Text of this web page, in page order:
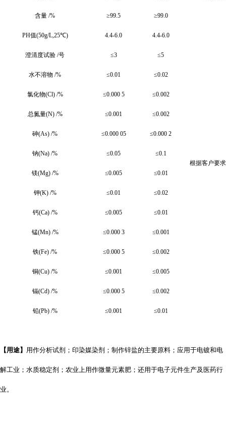
含量 /% ≥99.5 ≥99.0
根据客户要
PH值(50g/L,25℃) 4.4-6.0 4.4-6.0
澄清度试验 /号 ≤3 ≤5
水不溶物 /% ≤0.01 ≤0.02
氯化物(Cl) /% ≤0.000 5 ≤0.002
总氮量(N) /% ≤0.001 ≤0.002
砷(As) /% ≤0.000 05 ≤0.000 2
钠(Na) /% ≤0.05 ≤0.1
镁(Mg) /% ≤0.005 ≤0.01
钾(K) /% ≤0.01 ≤0.02
钙(Ca) /% ≤0.005 ≤0.01
锰(Mn) /% ≤0.000 3 ≤0.001
铁(Fe) /% ≤0.000 5 ≤0.002
铜(Cu) /% ≤0.001 ≤0.005
镉(Cd) /% ≤0.000 5 ≤0.002
铅(Pb) /% ≤0.001 ≤0.01
【用途】 用作分析试剂；印染媒染剂；制作锌盐的主要原料；应用于电镀和电
解工业；水质稳定剂；农业上用作微量元素肥；还用于电子元件生产及医药行
业。